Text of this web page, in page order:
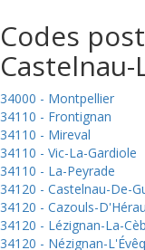
Codes
Castelnau-
34000 - Montpellier
34110 - Frontignan
34110 - Mireval
34110 - Vic-La-Gardiole
34110 - La-Peyrade
34120 - Castelnau-De-
34120 - Cazouls-
34120 - Lézignan-La-
34120 - Nézignan-